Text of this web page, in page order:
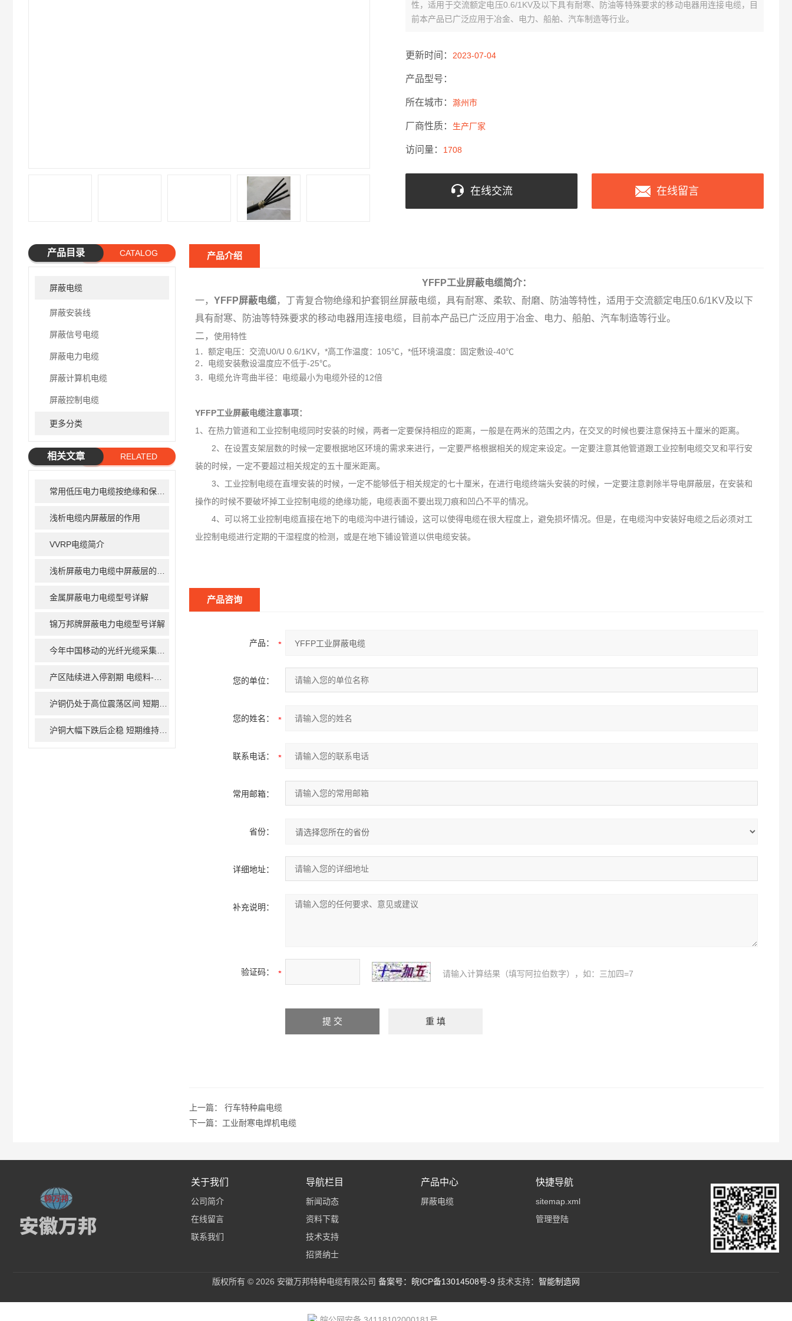
性，适用于交流额定电压0.6/1KV及以下具有耐寒、防油等特殊要求的移动电器用连接电缆，目
前本产品已广泛应用于冶金、电力、船舶、汽车制造等行业。
更新时间： 2023-07-04
产品型号：
所在城市： 滁州市
厂商性质： 生产厂家
访问量： 1708
在线交流 在线留言
产品目录 CATALOG
屏蔽电缆
屏蔽安装线
屏蔽信号电缆
屏蔽电力电缆
屏蔽计算机电缆
屏蔽控制电缆
更多分类
相关文章
RELATED
浅析电缆内屏蔽层的作用
VVRP电缆简介
金属屏蔽电力电缆型号详解
锦万邦牌屏蔽电力电缆型号详解
产品介绍
YFFP工业屏蔽电缆简介：
一， YFFP屏蔽电缆，丁青复合物绝缘和护套铜丝屏蔽电缆，具有耐寒、柔软、耐磨、防油等特性，适用于交流额定电压0.6/1KV及以下
具有耐寒、防油等特殊要求的移动电器用连接电缆，目前本产品已广泛应用于冶金、电力、船舶、汽车制造等行业。
二， 使用特性
1．额定电压：交流U0/U 0.6/1KV，*高工作温度：105℃，*低环境温度：固定敷设-40℃
2．电缆安装敷设温度应不低于-25℃。
3．电缆允许弯曲半径：电缆最小为电缆外径的12倍
YFFP工业屏蔽电缆注意事项：
1、在热力管道和工业控制电缆同时安装的时候，两者一定要保持相应的距离，一般是在两米的范围之内，在交叉的时候也要注意保持五十厘米的距离。
2、在设置支架层数的时候一定要根据地区环境的需求来进行，一定要严格根据相关的规定来设定。一定要注意其他管道跟工业控制电缆交叉和平行安
装的时候，一定不要超过相关规定的五十厘米距离。
3、工业控制电缆在直埋安装的时候，一定不能够低于相关规定的七十厘米，在进行电缆终端头安装的时候，一定要注意剥除半导电屏蔽层，在安装和
操作的时候不要破坏掉工业控制电缆的绝缘功能，电缆表面不要出现刀痕和凹凸不平的情况。
4、可以将工业控制电缆直接在地下的电缆沟中进行铺设，这可以使得电缆在很大程度上，避免损坏情况。但是，在电缆沟中安装好电缆之后必须对工
业控制电缆进行定期的干湿程度的检测，或是在地下铺设管道以供电缆安装。
产品咨询
产品：
您的单位：
您的姓名：
联系电话：
常用邮箱：
省份：
详细地址：
补充说明：
验证码： 请输入计算结果（填写阿拉伯数字），如：三加四=7
上一篇： 行车特种扁电缆
下一篇： 工业耐寒电焊机电缆
关于我们
公司简介
在线留言
联系我们
导航栏目
新闻动态
资料下载
技术支持
招贤纳士
产品中心
屏蔽电缆
快捷导航
sitemap.xml
管理登陆
版权所有 © 2026 安徽万邦特种电缆有限公司 备案号：皖ICP备13014508号-9 技术支持： 智能制造网